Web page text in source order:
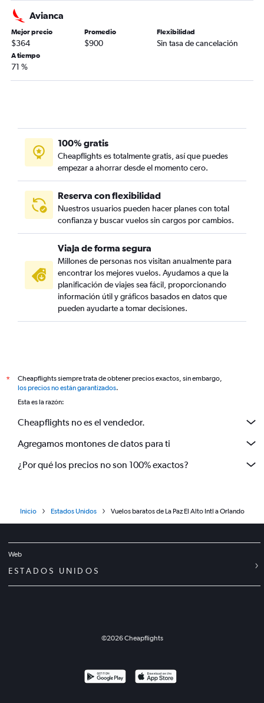
Avianca
Mejor precio
$364
Promedio
$900
Flexibilidad
Sin tasa de cancelación
A tiempo
71 %
100% gratis
Cheapflights es totalmente gratis, así que puedes
empezar a ahorrar desde el momento cero.
Reserva con flexibilidad
Nuestros usuarios pueden hacer planes con total
confianza y buscar vuelos sin cargos por cambios.
Viaja de forma segura
Millones de personas nos visitan anualmente para
encontrar los mejores vuelos. Ayudamos a que la
planificación de viajes sea fácil, proporcionando
información útil y gráficos basados en datos que
pueden ayudarte a tomar decisiones.
*
Cheapflights siempre trata de obtener precios exactos, sin embargo,
los precios no están garantizados.
Esta es la razón:
Cheapflights no es el vendedor.
Agregamos montones de datos para ti
¿Por qué los precios no son 100% exactos?
Inicio Estados Unidos Vuelos baratos de La Paz El Alto Intl a Orlando
Web
ESTADOS UNIDOS
©2026Cheapflights